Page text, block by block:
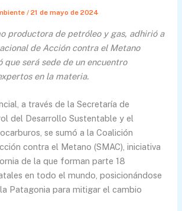
/21 de mayo de 2024
productora de petróleo y gas, adhirió a
de Acción contra el Metano
que será sede de un encuentro
en la materia.
a través de la Secretaría de
del Desarrollo Sustentable y el
se sumó a la Coalición
contra el Metano (SMAC), iniciativa
de la que forman parte 18
en todo el mundo, posicionándose
Patagonia para mitigar el cambio